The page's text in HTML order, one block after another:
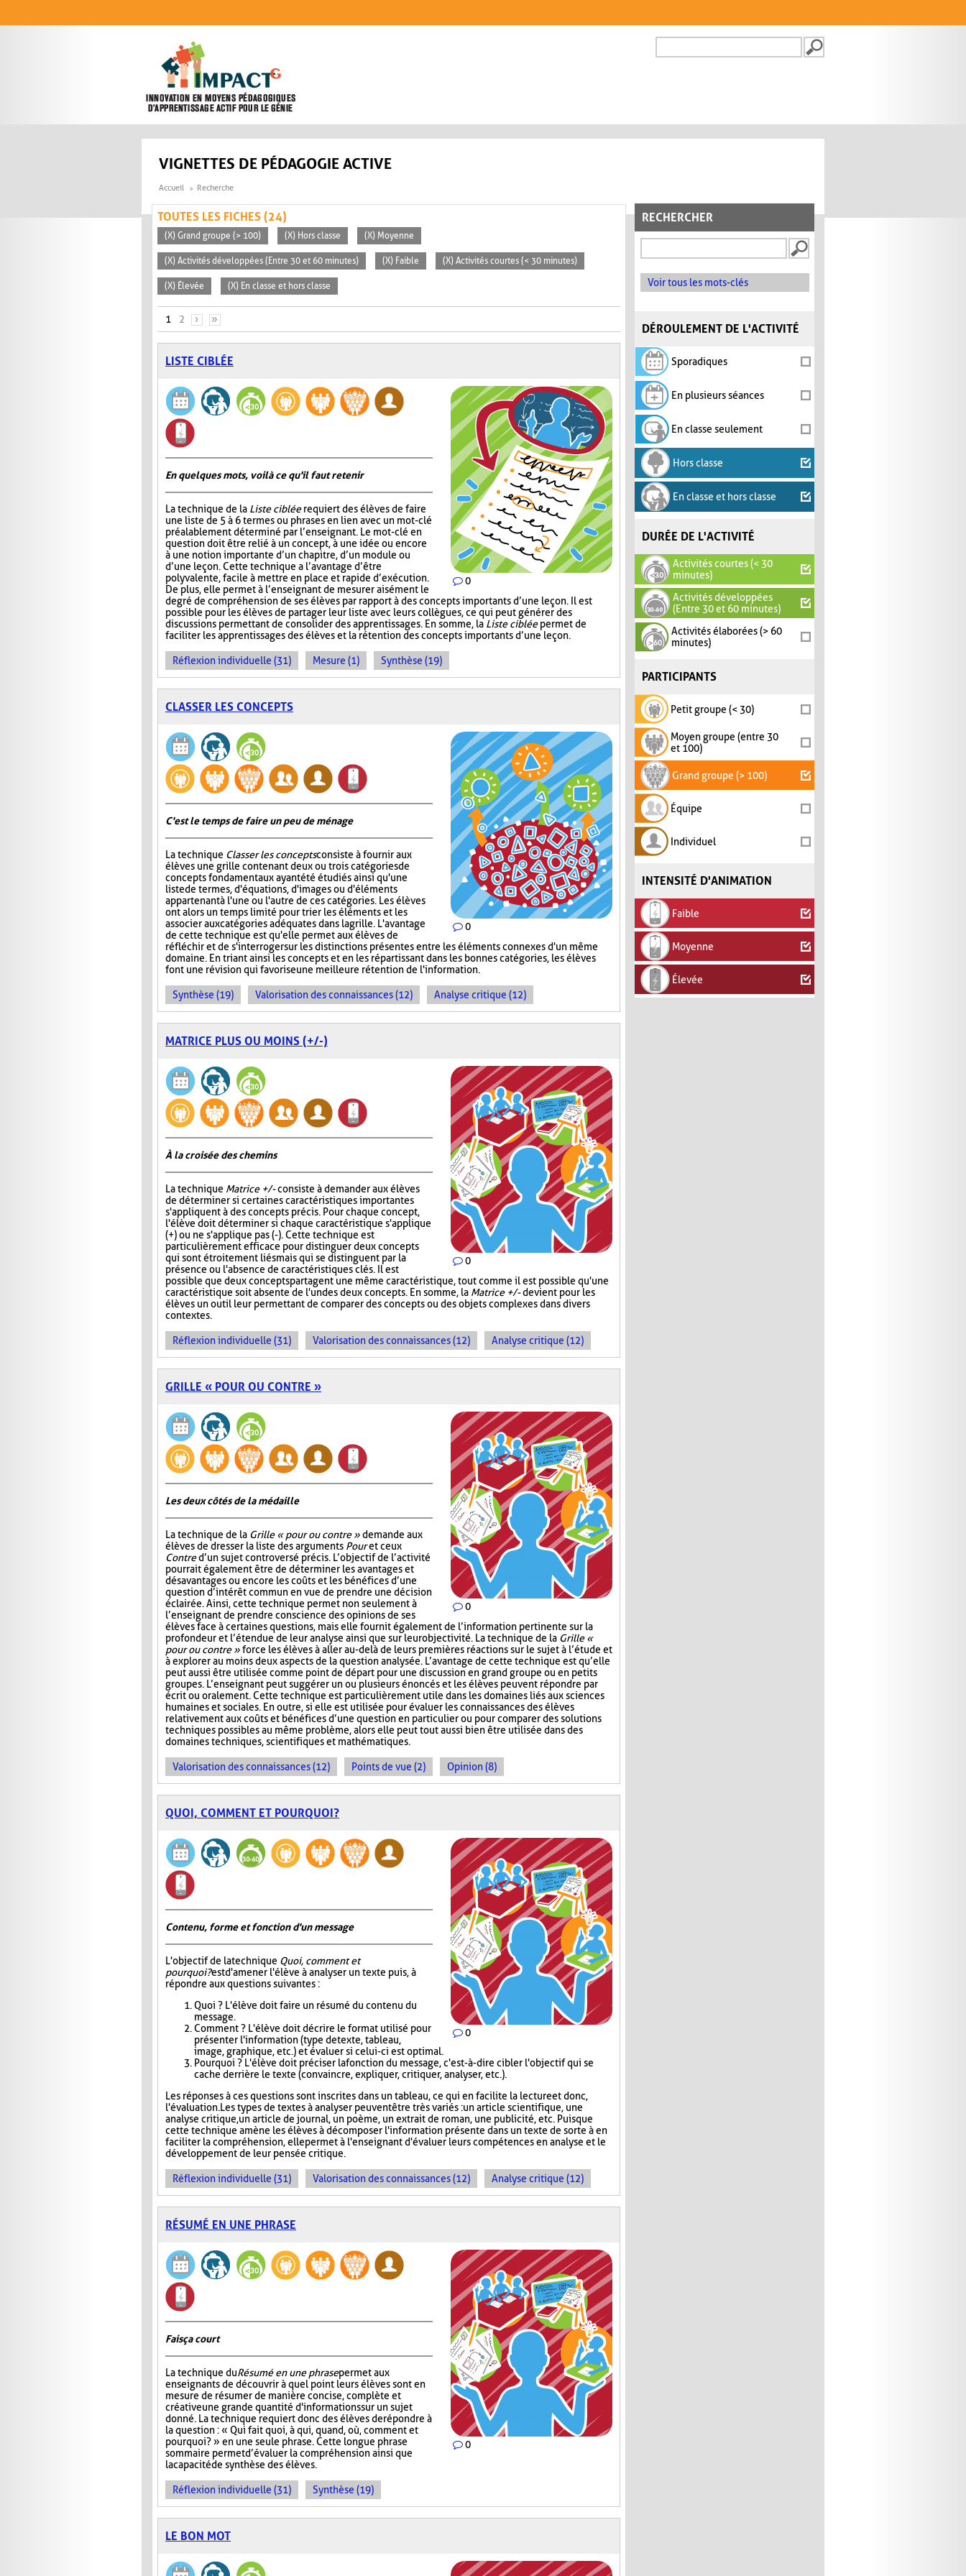
FORMULAIRE DE
VIGNETTES DE PÉDAGOGIE ACTIVE
Accueil Recherche
RECHERCHER
Voir tous les mots-clés
DÉROULEMENT DE L'ACTIVITÉ
Sporadiques
En plusieurs séances
En classe seulement
Hors classe
En classe et hors classe
DURÉE DE L'ACTIVITÉ
Activités courtes (< 30
minutes)
Activités développées
(Entre 30 et 60 minutes)
Activités élaborées (> 60
minutes)
PARTICIPANTS
Petit groupe (< 30)
Moyen groupe (entre 30
et 100)
Grand groupe (> 100)
Équipe
Individuel
INTENSITÉ D'ANIMATION
Faible
Moyenne
Élevée
TOUTES LES FICHES (24)
(X) Grand groupe (> 100) (X) Hors classe (X) Moyenne
(X) Activités développées (Entre 30 et 60 minutes) (X) Faible (X) Activités courtes (< 30 minutes)
(X) Élevée (X) En classe et hors classe
PAGES
1 2 › »
LISTE CIBLÉE
0
En quelques mots, voilà ce qu'il faut retenir
La technique de la Liste cibléerequiert des élèves de faire
une liste de 5 à 6 termes ou phrases en lien avec un mot-clé
préalablement déterminé par l’enseignant. Le mot-clé en
question doit être relié à un concept, à une idée ou encore
à une notion importante d’un chapitre, d’un module ou
d’une leçon. Cette technique a l’avantage d’être
polyvalente, facile à mettre en place et rapide d’exécution.
De plus, elle permet à l’enseignant de mesurer aisément le
degré de compréhension de ses élèves par rapport à des concepts importants d’une leçon. Il est
possible pour les élèves de partager leur liste avec leurs collègues, ce qui peut générer des
discussions permettant de consolider des apprentissages. En somme, la Liste cibléepermet de
faciliter les apprentissages des élèves et la rétention des concepts importants d’une leçon.
Réflexion individuelle (31) Mesure (1) Synthèse (19)
CLASSER LES CONCEPTS
0
C'est le temps de faire un peu de ménage
La technique Classer les conceptsconsiste à fournir aux
élèves une grille contenant deux ou trois catégories de
concepts fondamentaux ayant été étudiés ainsi qu'une
liste de termes, d'équations, d'images ou d'éléments
appartenant à l'une ou l'autre de ces catégories. Les élèves
ont alors un temps limité pour trier les éléments et les
associer aux catégories adéquates dans la grille. L'avantage
de cette technique est qu'elle permet aux élèves de
réfléchir et de s'interroger sur les distinctions présentes entre les éléments connexes d'un même
domaine. En triant ainsi les concepts et en les répartissant dans les bonnes catégories, les élèves
font une révision qui favorise une meilleure rétention de l'information.
Synthèse (19) Valorisation des connaissances (12) Analyse critique (12)
MATRICE PLUS OU MOINS (+/-)
0
À la croisée des chemins
La technique Matrice +/-consiste à demander aux élèves
de déterminer si certaines caractéristiques importantes
s'appliquent à des concepts précis. Pour chaque concept,
l'élève doit déterminer si chaque caractéristique s'applique
(+) ou ne s'applique pas (-). Cette technique est
particulièrement efficace pour distinguer deux concepts
qui sont étroitement liés mais qui se distinguent par la
présence ou l'absence de caractéristiques clés. Il est
possible que deux concepts partagent une même caractéristique, tout comme il est possible qu'une
caractéristique soit absente de l'un des deux concepts. En somme, la Matrice +/-devient pour les
élèves un outil leur permettant de comparer des concepts ou des objets complexes dans divers
contextes.
Réflexion individuelle (31) Valorisation des connaissances (12) Analyse critique (12)
GRILLE « POUR OU CONTRE »
0
Les deux côtés de la médaille
La technique de la Grille « pour ou contre »demande aux
élèves de dresser la liste des arguments Pouret ceux
Contred’un sujet controversé précis. L’objectif de l’activité
pourrait également être de déterminer les avantages et
désavantages ou encore les coûts et les bénéfices d’une
question d’intérêt commun en vue de prendre une décision
éclairée. Ainsi, cette technique permet non seulement à
l’enseignant de prendre conscience des opinions de ses
élèves face à certaines questions, mais elle fournit également de l’information pertinente sur la
profondeur et l’étendue de leur analyse ainsi que sur leur objectivité. La technique de la Grille «
pour ou contre »force les élèves à aller au-delà de leurs premières réactions sur le sujet à l’étude et
à explorer au moins deux aspects de la question analysée. L’avantage de cette technique est qu’elle
peut aussi être utilisée comme point de départ pour une discussion en grand groupe ou en petits
groupes. L’enseignant peut suggérer un ou plusieurs énoncés et les élèves peuvent répondre par
écrit ou oralement. Cette technique est particulièrement utile dans les domaines liés aux sciences
humaines et sociales. En outre, si elle est utilisée pour évaluer les connaissances des élèves
relativement aux coûts et bénéfices d’une question en particulier ou pour comparer des solutions
techniques possibles au même problème, alors elle peut tout aussi bien être utilisée dans des
domaines techniques, scientifiques et mathématiques.
Valorisation des connaissances (12) Points de vue (2) Opinion (8)
QUOI, COMMENT ET POURQUOI?
0
Contenu, forme et fonction d'un message
L'objectif de la technique Quoi, comment et
pourquoi?est d'amener l'élève à analyser un texte puis, à
répondre aux questions suivantes :
Quoi ? L'élève doit faire un résumé du contenu du
message.
Comment ? L'élève doit décrire le format utilisé pour
présenter l'information (type de texte, tableau,
image, graphique, etc.) et évaluer si celui-ci est optimal.
Pourquoi ? L'élève doit préciser la fonction du message, c'est-à-dire cibler l'objectif qui se
cache derrière le texte (convaincre, expliquer, critiquer, analyser, etc.).
Les réponses à ces questions sont inscrites dans un tableau, ce qui en facilite la lecture et donc,
l'évaluation. Les types de textes à analyser peuvent être très variés : un article scientifique, une
analyse critique, un article de journal, un poème, un extrait de roman, une publicité, etc. Puisque
cette technique amène les élèves à décomposer l'information présente dans un texte de sorte à en
faciliter la compréhension, elle permet à l'enseignant d'évaluer leurs compétences en analyse et le
développement de leur pensée critique.
Réflexion individuelle (31) Valorisation des connaissances (12) Analyse critique (12)
RÉSUMÉ EN UNE PHRASE
0
Fais ça court
La technique duRésumé en une phrasepermet aux
enseignants de découvrir à quel point leurs élèves sont en
mesure de résumer de manière concise, complète et
créative une grande quantité d'informations sur un sujet
donné. La technique requiert donc des élèves de répondre à
la question : « Qui fait quoi, à qui, quand, où, comment et
pourquoi? » en une seule phrase. Cette longue phrase
sommaire permet d’évaluer la compréhension ainsi que
la capacité de synthèse des élèves.
Réflexion individuelle (31) Synthèse (19)
LE BON MOT